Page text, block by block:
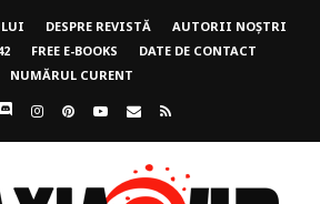
DESPRE REVISTĂ
AUTORII NOȘTRI
FREE E-BOOKS
DATE DE CONTACT
NUMĂRUL CURENT